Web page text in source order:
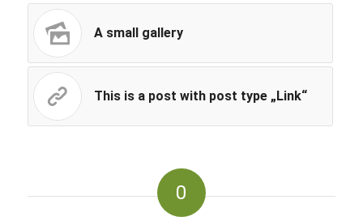
A small gallery
This is a post with post type „Link“
0